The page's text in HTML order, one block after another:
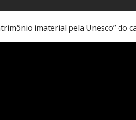
imaterial pela Unesco” do